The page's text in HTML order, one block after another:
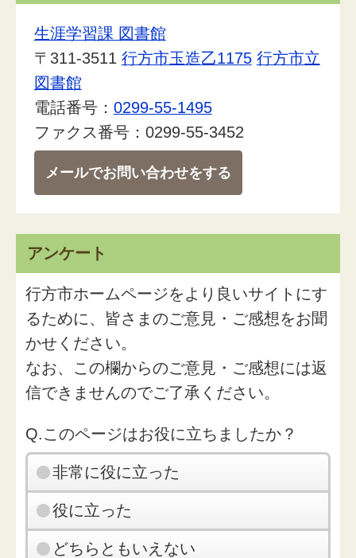
生涯学習課 図書館
〒311-3511 行方市玉造乙1175 行方市立
図書館
電話番号： 0299-55-1495
ファクス番号：0299-55-3452
メールでお問い合わせをする
アンケート
行方市ホームページをより良いサイトにす
るために、皆さまのご意見・ご感想をお聞
かせください。
なお、この欄からのご意見・ご感想には返
信できませんのでご了承ください。
Q.このページはお役に立ちましたか？
非常に役に立った
役に立った
どちらともいえない